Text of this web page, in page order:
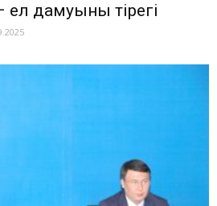
дамуының тірегі